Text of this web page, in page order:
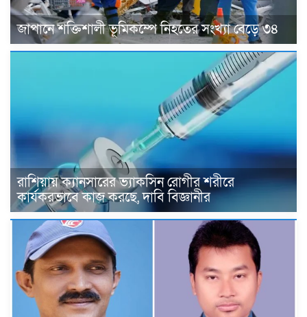
জাপানে শক্তিশালী ভূমিকম্পে নিহতের সংখ্যা বেড়ে ৩৪
রাশিয়ায় ক্যানসারের ভ্যাকসিন রোগীর শরীরে
কার্যকরভাবে কাজ করছে, দাবি বিজ্ঞানীর